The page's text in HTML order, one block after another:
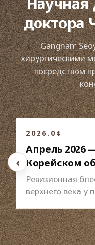
доктора
Gangnam
хирургическими
посредством
‹
2026.04
Апрель 2026
Корейском
эстетической
Ревизионная
верхнего века у
хирургические
аспекты